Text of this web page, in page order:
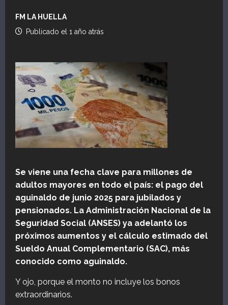
FM LA HUELLA
Publicado el 1 año atrás
Se viene una fecha clave para millones de
adultos mayores en todo el país: el pago del
aguinaldo de junio 2025 para jubilados y
pensionados. La Administración Nacional de la
Seguridad Social (ANSES) ya adelantó los
próximos aumentos y el cálculo estimado del
Sueldo Anual Complementario (SAC), más
conocido como aguinaldo.
Y ojo, porque el monto no incluye los bonos
extraordinarios.